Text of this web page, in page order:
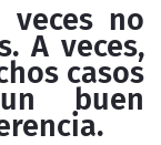
veces no
A veces,
casos
buen